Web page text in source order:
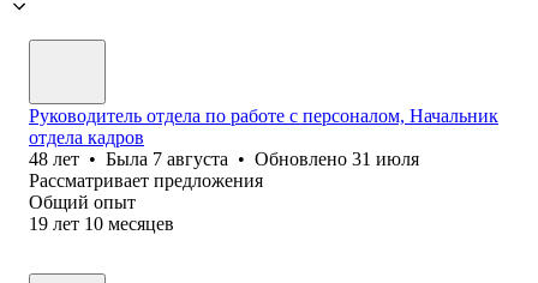
Руководитель отдела по работе с персоналом, Начальник
отдела кадров
48 лет • Была 7 августа • Обновлено 31 июля
Рассматривает предложения
Общий опыт
19 лет 10 месяцев